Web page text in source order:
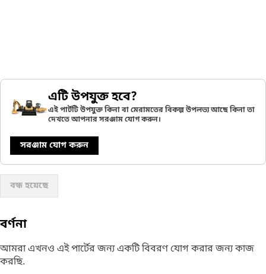
এটি উপযুক্ত হবে?
এই পার্টটি উপযুক্ত কিনা বা মেরামতের বিকল্প উপলভ্য আছে কিনা তা
দেখতে আপনার সরঞ্জাম যোগ করুন।
সরঞ্জাম যোগ করুন
বন্ধ হয়েছে
বর্ণনা
আমরা এখনও এই পার্টের জন্য একটি বিবরণ যোগ করার জন্য কাজ
করছি.